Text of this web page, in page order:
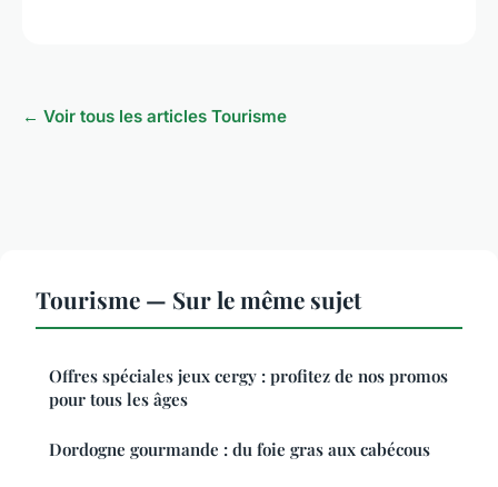
← Voir tous les articles Tourisme
Tourisme — Sur le même sujet
Offres spéciales jeux cergy : profitez de nos promos
pour tous les âges
Dordogne gourmande : du foie gras aux cabécous